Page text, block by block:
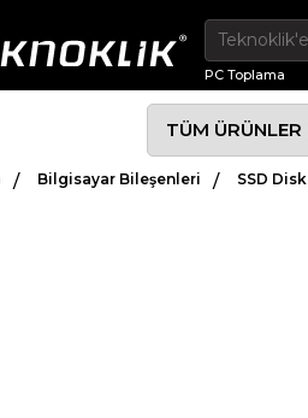
PC Toplama
TÜM ÜRÜNLER
Bilgisayar Bileşenleri SSD Disk